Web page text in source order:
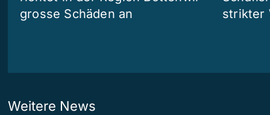
grosse Schäden an
strikter
Weitere News